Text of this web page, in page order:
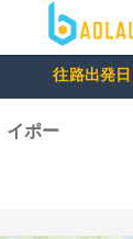
往路出発日
イポー